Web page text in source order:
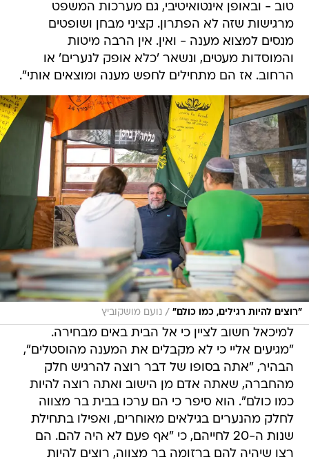
טוב - ובאופן אינטואיטיבי, גם מערכות המשפט
מרגישות שזה לא הפתרון. קציני מבחן ושופטים
מנסים למצוא מענה - ואין. אין הרבה מיטות
והמוסדות מעטים, ונשאר 'כלא אופק לנערים' או
הרחוב. אז הם מתחילים לחפש מענה ומוצאים אותי".
"רוצים להיות רגילים, כמו כולם" / נועם מושקוביץ
למיכאל חשוב לציין כי אל הבית באים מבחירה.
"מגיעים אליי כי לא מקבלים את המענה מהוסטלים",
הבהיר, "אתה בסופו של דבר רוצה להרגיש חלק
מהחברה, שאתה אדם מן הישוב ואתה רוצה להיות
כמו כולם". הוא סיפר כי הם ערכו בבית בר מצווה
לחלק מהנערים בגילאים מאוחרים, ואפילו בתחילת
שנות ה-20 לחייהם, כי "אף פעם לא היה להם. הם
רצו שיהיה להם ברזומה בר מצווה, רוצים להיות